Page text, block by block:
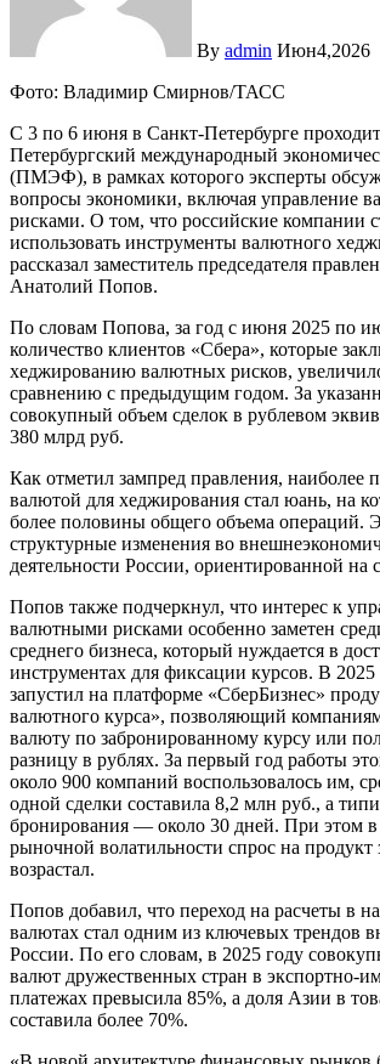
By admin Июн4,2026
Фото: Владимир Смирнов/ТАСС
С 3 по 6 июня в Санкт-Петербурге
Петербургский международный
(ПМЭФ), в рамках которого эксперты
вопросы экономики, включая управление
рисками. О том, что российские компании
использовать инструменты валютного
рассказал заместитель председателя
Анатолий Попов.
По словам Попова, за год с июня 2025 по
количество клиентов «Сбера», которые
хеджированию валютных рисков,
сравнению с предыдущим годом. За
совокупный объем сделок в рублевом
380 млрд руб.
Как отметил зампред правления, наиболее
валютой для хеджирования стал юань, на
более половины общего объема операций.
структурные изменения во
деятельности России, ориентированной на
Попов также подчеркнул, что интерес к
валютными рисками особенно заметен
среднего бизнеса, который нуждается в
инструментах для фиксации курсов. В 2025
запустил на платформе «СберБизнес»
валютного курса», позволяющий
валюту по забронированному курсу или
разницу в рублях. За первый год работы
около 900 компаний воспользовалось им,
одной сделки составила 8,2 млн руб., а
бронирования — около 30 дней. При этом
рыночной волатильности спрос на продукт
возрастал.
Попов добавил, что переход на расчеты в
валютах стал одним из ключевых трендов
России. По его словам, в 2025 году
валют дружественных стран в экспортно-
платежах превысила 85%, а доля Азии в
составила более 70%.